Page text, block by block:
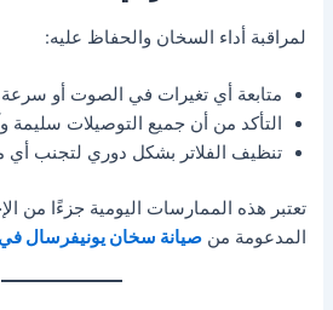
لمراقبة أداء السخان والحفاظ عليه:
متابعة أي تغيرات في الصوت أو
التأكد من أن جميع التوصيلات سليمة
تنظيف الفلاتر بشكل دوري لتجنب أي
تعتبر هذه الممارسات اليومية جزءًا من
المدعومة منصيانة سخان يونيفرسال